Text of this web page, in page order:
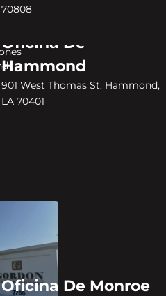
70808
Oficina De
Hammond
901 West Thomas St. Hammond,
LA 70401
Oficina De Monroe